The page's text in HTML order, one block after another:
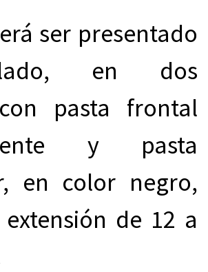
ser presentado
en dos
pasta frontal
y pasta
en color negro,
de 12 a